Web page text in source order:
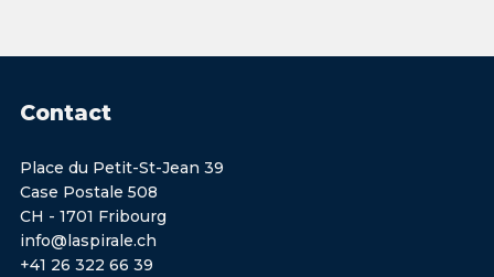
Contact
Place du Petit-St-Jean 39
Case Postale 508
CH - 1701 Fribourg
info@laspirale.ch
+41 26 322 66 39